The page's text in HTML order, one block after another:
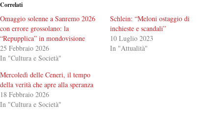
Correlati
Omaggio solenne a Sanremo 2026
con errore grossolano: la
“Repupplica” in mondovisione
25 Febbraio 2026
In "Cultura e Società"
Schlein: “Meloni ostaggio di
inchieste e scandali”
10 Luglio 2023
In "Attualità"
Mercoledì delle Ceneri, il tempo
della verità che apre alla speranza
18 Febbraio 2026
In "Cultura e Società"